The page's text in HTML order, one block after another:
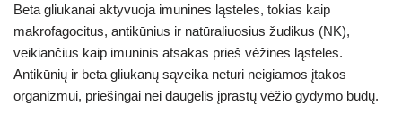
Beta gliukanai aktyvuoja imunines ląsteles, tokias kaip
makrofagocitus, antikūnius ir natūraliuosius žudikus (NK),
veikiančius kaip imuninis atsakas prieš vėžines ląsteles.
Antikūnių ir beta gliukanų sąveika neturi neigiamos įtakos
organizmui, priešingai nei daugelis įprastų vėžio gydymo būdų.